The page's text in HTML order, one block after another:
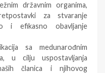
državnim organima,
za stvaranje
i efikasno obavljanje
sa medunarođnim
u cilju uspostavljanja
članica i njihovog